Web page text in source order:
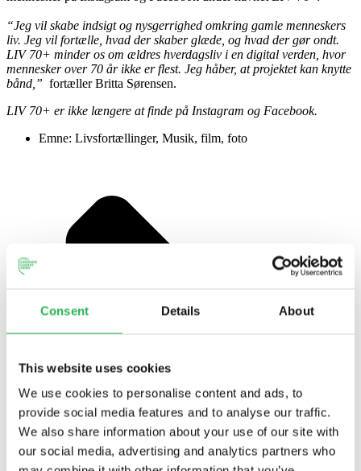
Consent Details About
This website uses cookies
We use cookies to personalise content and ads, to
provide social media features and to analyse our traffic.
We also share information about your use of our site with
our social media, advertising and analytics partners who
“Jeg vil skabe indsigt og nysgerrighed omkring gamle menneskers
liv. Jeg vil fortælle, hvad der skaber glæde, og hvad der gør ondt.
LIV 70+ minder os om ældres hverdagsliv i en digital verden, hvor
mennesker over 70 år ikke er flest. Jeg håber, at projektet kan knytte
bånd,” fortæller Britta Sørensen.
LIV 70+ er ikke længere at finde på Instagram og Facebook.
Emne: Livsfortællinger, Musik, film, foto